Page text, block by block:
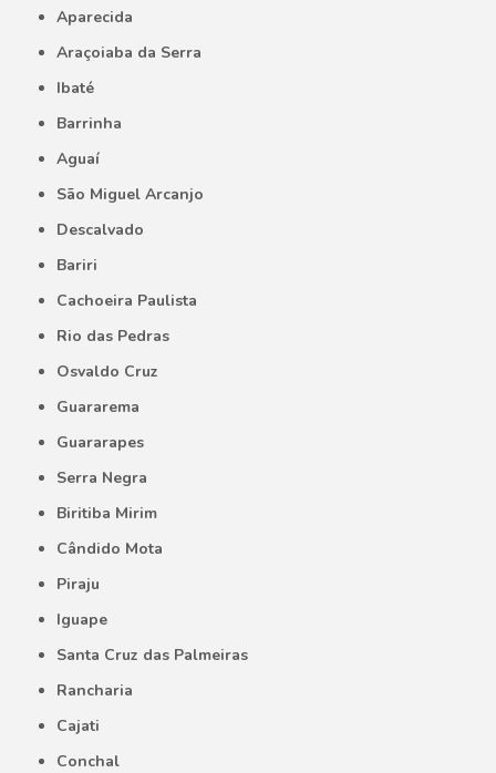
Aparecida
Araçoiaba da Serra
Ibaté
Barrinha
Aguaí
São Miguel Arcanjo
Descalvado
Bariri
Cachoeira Paulista
Rio das Pedras
Osvaldo Cruz
Guararema
Guararapes
Serra Negra
Biritiba Mirim
Cândido Mota
Piraju
Iguape
Santa Cruz das Palmeiras
Rancharia
Cajati
Conchal